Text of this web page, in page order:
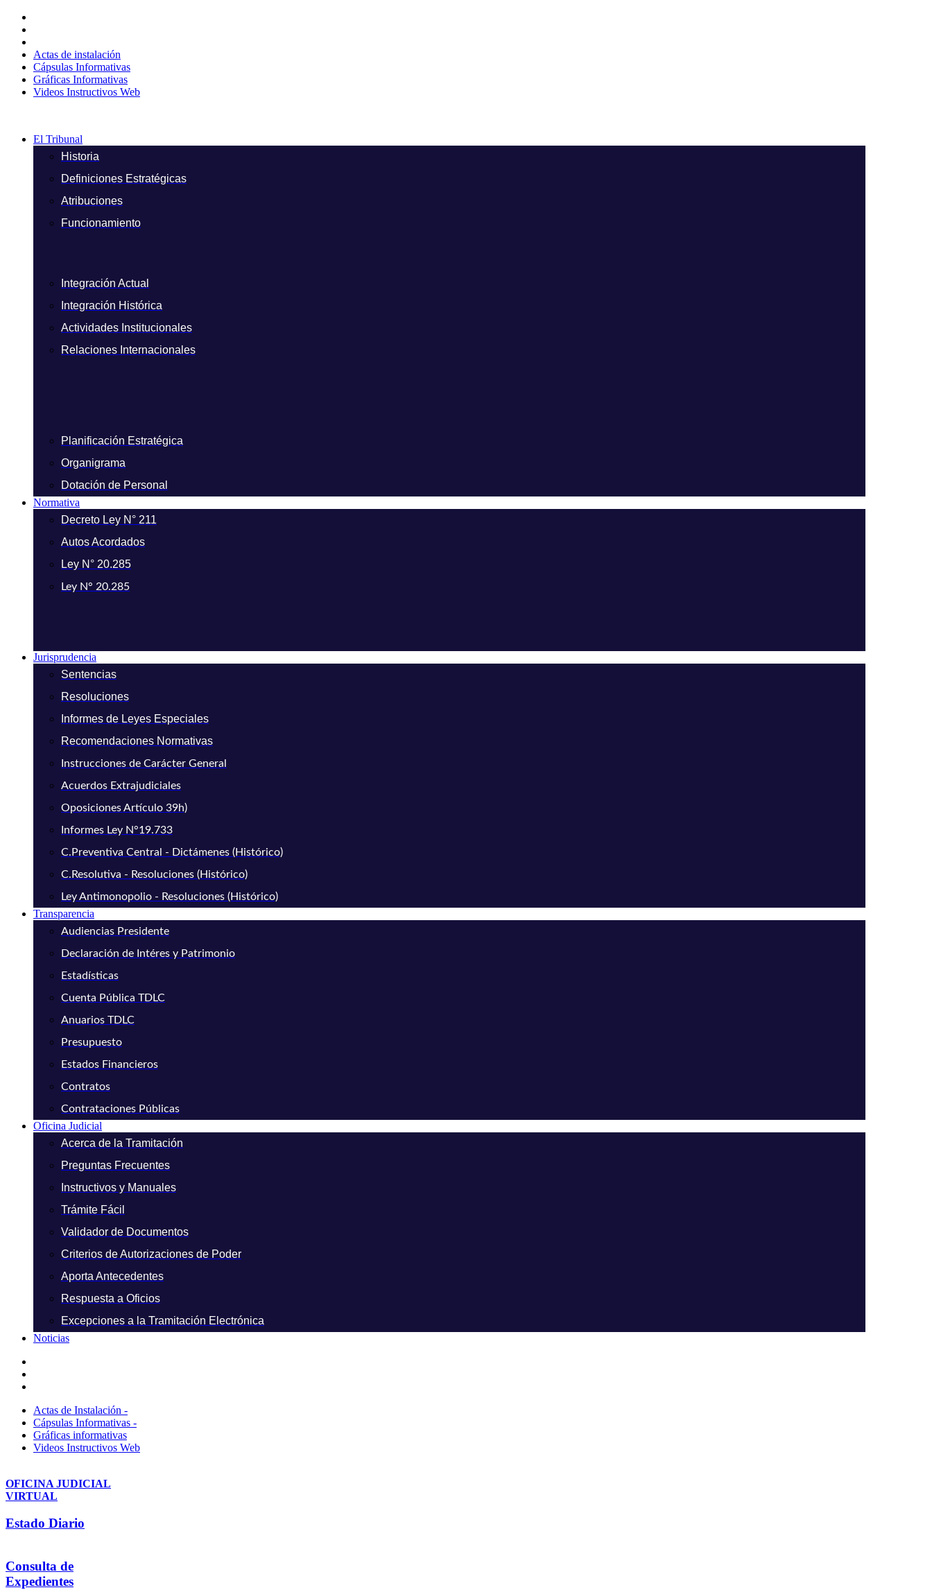
contenido
Actas de instalación
Cápsulas Informativas
Gráficas Informativas
Videos Instructivos Web
El Tribunal
Historia
Definiciones Estratégicas
Atribuciones
Funcionamiento
Integración Actual
Integración Histórica
Actividades Institucionales
Relaciones Internacionales
Planificación Estratégica
Organigrama
Dotación de Personal
Normativa
Decreto Ley N° 211
Autos Acordados
Ley N° 20.285
Ley N° 20.285
Jurisprudencia
Sentencias
Resoluciones
Informes de Leyes Especiales
Recomendaciones Normativas
Instrucciones de Carácter General
Acuerdos Extrajudiciales
Oposiciones Artículo 39h)
Informes Ley N°19.733
C.Preventiva Central - Dictámenes (Histórico)
C.Resolutiva - Resoluciones (Histórico)
Ley Antimonopolio - Resoluciones (Histórico)
Transparencia
Audiencias Presidente
Declaración de Intéres y Patrimonio
Estadísticas
Cuenta Pública TDLC
Anuarios TDLC
Presupuesto
Estados Financieros
Contratos
Contrataciones Públicas
Oficina Judicial
Acerca de la Tramitación
Preguntas Frecuentes
Instructivos y Manuales
Trámite Fácil
Validador de Documentos
Criterios de Autorizaciones de Poder
Aporta Antecedentes
Respuesta a Oficios
Excepciones a la Tramitación Electrónica
Noticias
Actas de Instalación -
Cápsulas Informativas -
Gráficas informativas
Videos Instructivos Web
OFICINA JUDICIAL
VIRTUAL
Estado Diario
Consulta de
Expedientes